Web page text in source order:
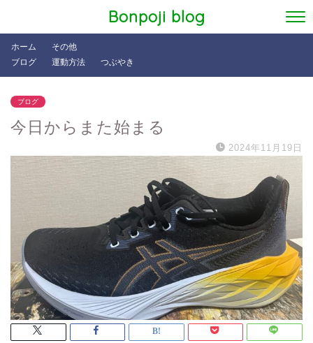
Bonpoji blog
ホーム
ブログ
その他
運動方法
つぶやき
ブログ
今日からまた始まる
2024年11月19日